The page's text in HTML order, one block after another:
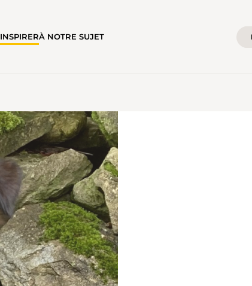
INSPIRERÀ NOTRE SUJET